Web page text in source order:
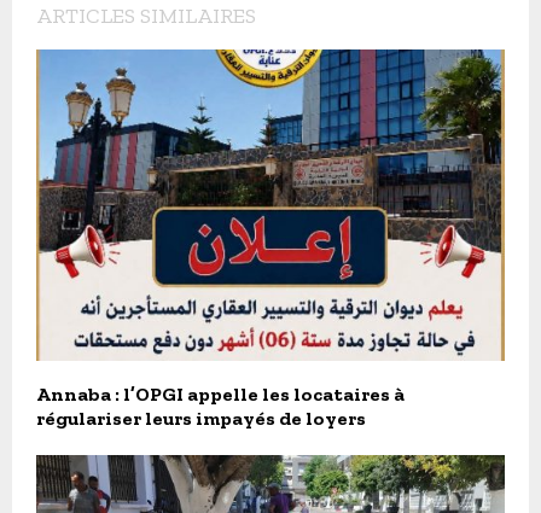
ARTICLES SIMILAIRES
Annaba : l’OPGI appelle les locataires à
régulariser leurs impayés de loyers